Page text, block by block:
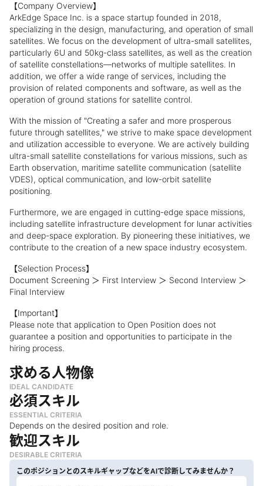
【Company Overview】
ArkEdge Space Inc. is a space startup founded in 2018,
specializing in the design, manufacturing, and operation of small
satellites. We focus on the development of ultra-small satellites,
particularly 6U and 50kg-class satellites, as well as the creation
of satellite constellations—networks of multiple satellites. In
addition, we offer a wide range of services, including the
provision of related components and software, as well as the
operation of ground stations for satellite control.
With the mission of "Creating a safer and more prosperous
future through satellites," we strive to make space development
and utilization accessible to everyone. We are actively building
ultra-small satellite constellations for various missions, such as
Earth observation, maritime satellite communication (satellite
VDES), optical communication, and low-orbit satellite
positioning.
Furthermore, we are engaged in cutting-edge space missions,
including satellite infrastructure development for lunar activities
and deep-space exploration. By pioneering these initiatives, we
contribute to the creation of a new space industry ecosystem.
【Selection Process】
Document Screening ＞ First Interview ＞ Second Interview ＞
Final Interview
【Important】
Please note that application to Open Position does not
guarantee a position and opportunities to participate in the
hiring process.
求める人物像
IDEAL CANDIDATE
必須スキル
ESSENTIAL CRITERIA
Depends on the desired position and role.
歓迎スキル
DESIRABLE CRITERIA
このポジションとのスキルギャップなどをAIで診断してみませんか？